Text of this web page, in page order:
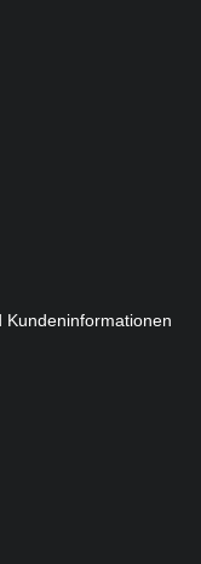
Kundeninformationen